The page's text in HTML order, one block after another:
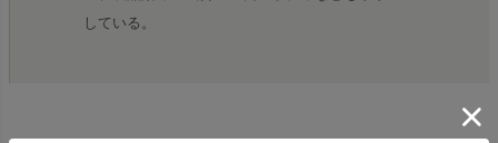
している。